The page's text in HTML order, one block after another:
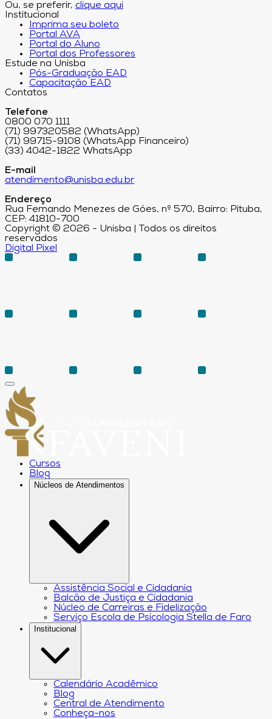
Ou, se preferir, clique aqui
Institucional
Imprima seu boleto
Portal AVA
Portal do Aluno
Portal dos Professores
Estude na Unisba
Pós-Graduação EAD
Capacitação EAD
Contatos
Telefone
0800 070 1111
(71) 997320582 (WhatsApp)
(71) 99715-9108 (WhatsApp Financeiro)
(33) 4042-1822 WhatsApp
E-mail
atendimento@unisba.edu.br
Endereço
Rua Fernando Menezes de Góes, nº 570, Bairro: Pituba,
CEP: 41810-700
Copyright © 2026 - Unisba | Todos os direitos
reservados
Digital Pixel
Cursos
Blog
Núcleos de Atendimentos
Assistência Social e Cidadania
Balcão de Justiça e Cidadania
Núcleo de Carreiras e Fidelização
Serviço Escola de Psicologia Stella de Faro
Institucional
Calendário Acadêmico
Blog
Central de Atendimento
Conheça-nos